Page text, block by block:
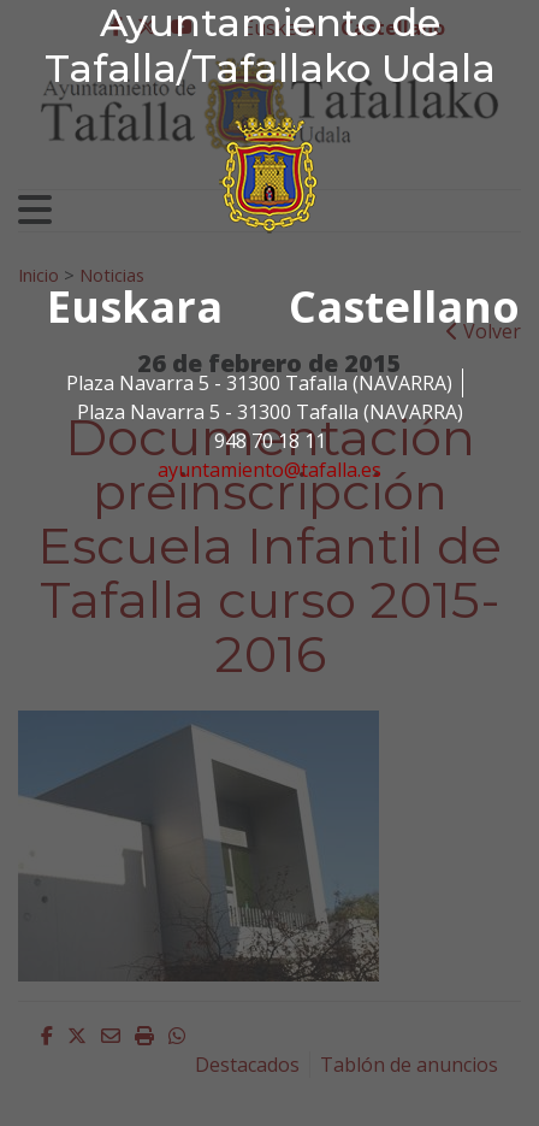
Ayuntamiento de
Tafalla/Tafallako Udala
Euskara Castellano
Plaza Navarra 5 - 31300 Tafalla (NAVARRA)
Plaza Navarra 5 - 31300 Tafalla (NAVARRA)
948 70 18 11
ayuntamiento@tafalla.es
Ir al contenido
Ayuntamiento de
facebook
twitter
youtube
Euskera Castellano
Search for:
Inicio > Noticias
Volver
26 de febrero de 2015
Documentación
preinscripción
Escuela Infantil de
Tafalla curso 2015-
2016
Facebook
Twitter
EmailImprimirWhatsapp
Destacados
Tablón de anuncios